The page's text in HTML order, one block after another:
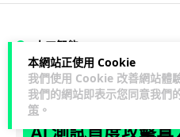
本網站正使用 Cookie
我們使用 Cookie 改善網站體
我們的網站即表示您同意我們
策 。
人工智能
Lawton 1 日
AI 測試首度攻擊